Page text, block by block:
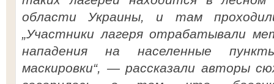
области Украины, и там
„Участники лагеря отрабатывали
нападения на населенные
маскировки“, — рассказали авторы